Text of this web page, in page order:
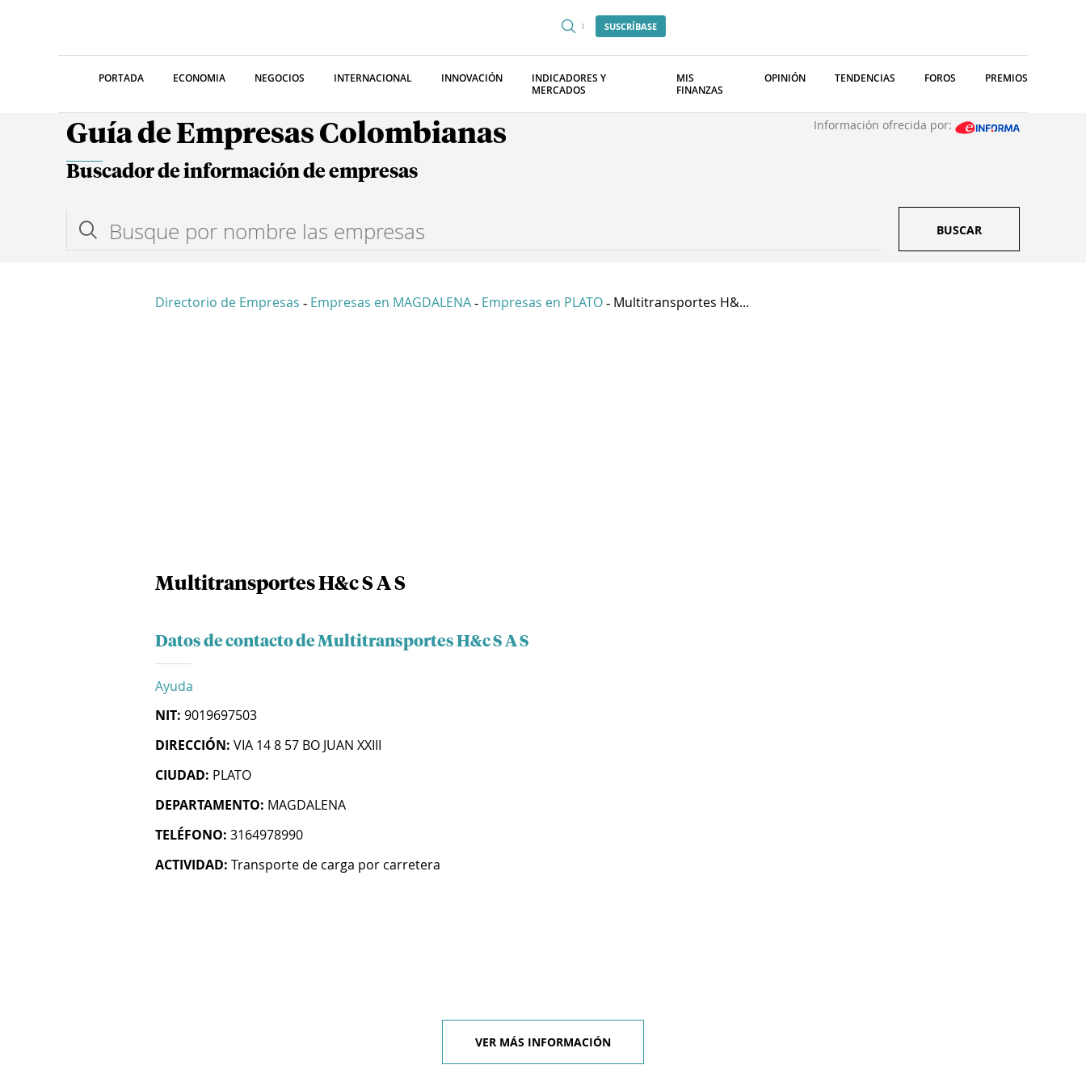
SUSCRÍBASE
PORTADA ECONOMIA NEGOCIOS INTERNACIONAL INNOVACIÓN
INDICADORES Y
MERCADOS
MIS
FINANZAS
OPINIÓN TENDENCIAS FOROS PREMIOS
Guía de Empresas Colombianas Información ofrecida por:
Buscador de información de empresas
BUSCAR
Directorio de Empresas - Empresas en MAGDALENA - Empresas en PLATO - Multitransportes H&...
Multitransportes H&c S A S
Datos de contacto de Multitransportes H&c S A S
Ayuda
NIT: 9019697503
DIRECCIÓN: VIA 14 8 57 BO JUAN XXIII
CIUDAD: PLATO
DEPARTAMENTO: MAGDALENA
TELÉFONO: 3164978990
ACTIVIDAD: Transporte de carga por carretera
VER MÁS INFORMACIÓN